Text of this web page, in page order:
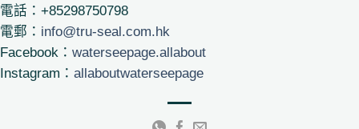
電話：+85298750798
電郵： info@tru-seal.com.hk
Facebook： waterseepage.allabout
Instagram： allaboutwaterseepage